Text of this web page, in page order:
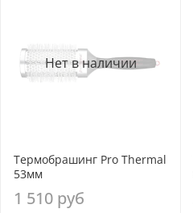
Нет в наличии
Термобрашинг Pro Thermal
53мм
1 510 руб